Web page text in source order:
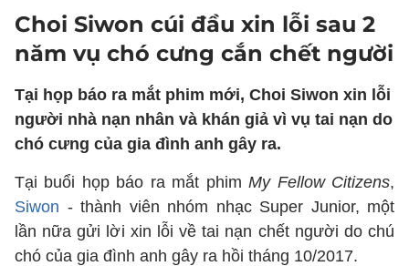
Choi Siwon cúi đầu xin lỗi sau 2
năm vụ chó cưng cắn chết người
Tại họp báo ra mắt phim mới, Choi Siwon xin lỗi
người nhà nạn nhân và khán giả vì vụ tai nạn do
chó cưng của gia đình anh gây ra.
Tại buổi họp báo ra mắt phimMy Fellow Citizens,
Siwon - thành viên nhóm nhạc Super Junior, một
lần nữa gửi lời xin lỗi về tai nạn chết người do chú
chó của gia đình anh gây ra hồi tháng 10/2017.